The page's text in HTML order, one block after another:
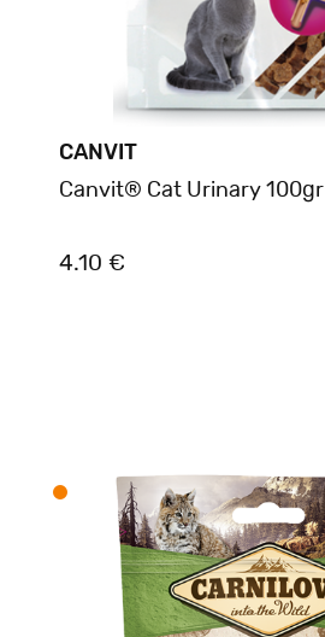
CANVIT
Canvit® Cat Urinary 100gr
4.10 €